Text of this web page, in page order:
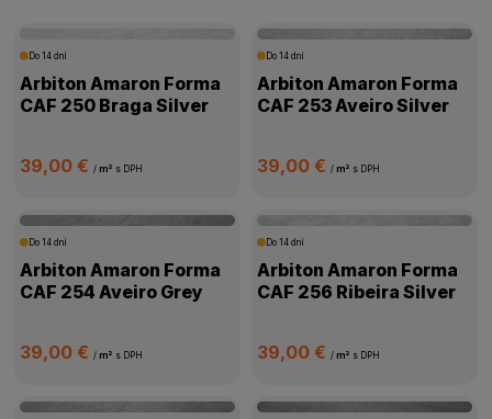
Do 14 dní
Arbiton Amaron Forma
CAF 250 Braga Silver
39,00 €/ m² s DPH
Do 14 dní
Arbiton Amaron Forma
CAF 253 Aveiro Silver
39,00 € / m² s DPH
Do 14 dní
Arbiton Amaron Forma
CAF 254 Aveiro Grey
39,00 €/ m² s DPH
Do 14 dní
Arbiton Amaron Forma
CAF 256 Ribeira Silver
39,00 € / m² s DPH